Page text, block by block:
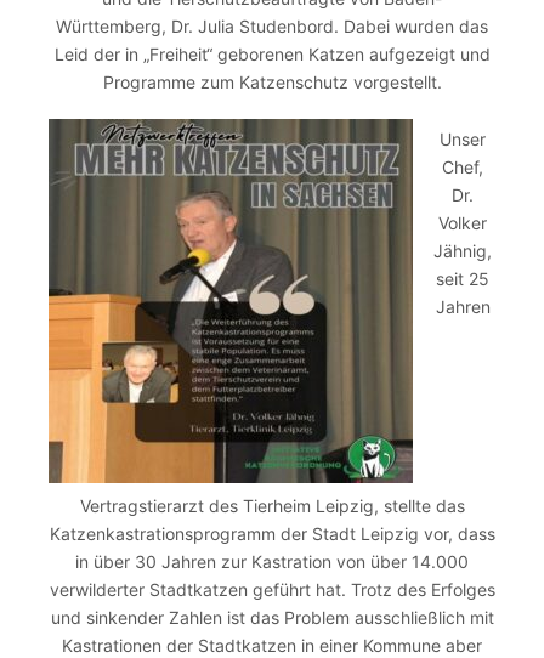
Württemberg, Dr. Julia Studenbord. Dabei wurden das
Leid der in „Freiheit“ geborenen Katzen aufgezeigt und
Programme zum Katzenschutz vorgestellt.
Unser
Chef,
Dr.
Volker
Jähnig,
seit 25
Jahren
Vertragstierarzt des Tierheim Leipzig, stellte das
Katzenkastrationsprogramm der Stadt Leipzig vor, dass
in über 30 Jahren zur Kastration von über 14.000
verwilderter Stadtkatzen geführt hat. Trotz des Erfolges
und sinkender Zahlen ist das Problem ausschließlich mit
Kastrationen der Stadtkatzen in einer Kommune aber